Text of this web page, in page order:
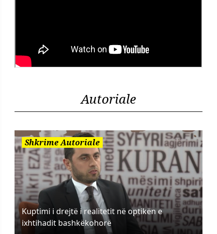
Autoriale
Shkrime Autoriale
Kuptimi i drejtë i realitetit në optikën e
ixhtihadit bashkëkohorë